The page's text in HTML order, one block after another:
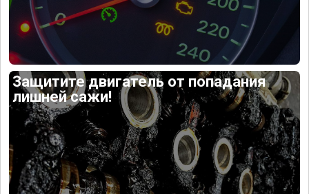
Защитите двигатель от попадания
лишней сажи!